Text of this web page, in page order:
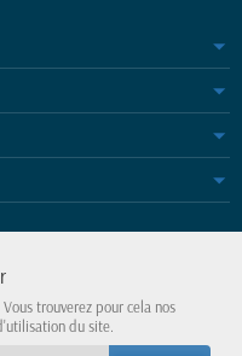
trouverez pour cela nos
du site.